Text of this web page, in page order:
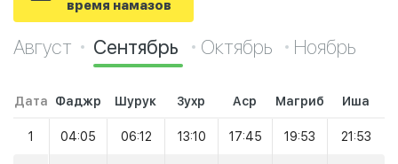
время намазов
Август Сентябрь Октябрь Ноябрь
Дата Фаджр Шурук Зухр Аср Магриб Иша
1 04:05 06:12 13:10 17:45 19:53 21:53